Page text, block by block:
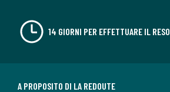
14 GIORNI PER EFFETTUARE IL RESO
A PROPOSITO DI LA REDOUTE